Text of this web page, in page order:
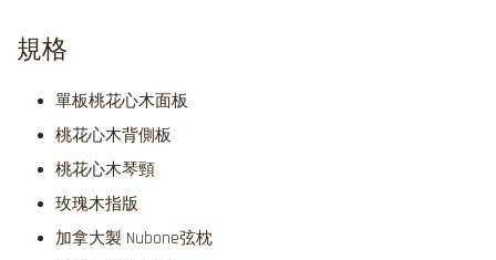
規格
單板桃花心木面板
桃花心木背側板
桃花心木琴頸
玫瑰木指版
加拿大製 Nubone弦枕